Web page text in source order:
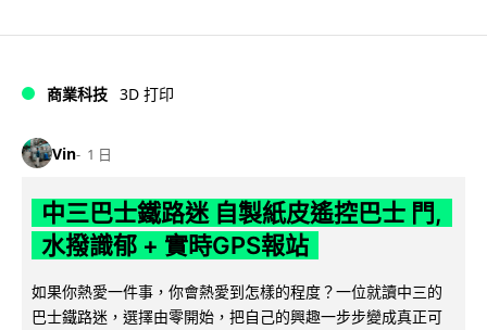
商業科技 3D 打印
Vin 1 日
中三巴士鐵路迷 自製紙皮遙控巴士 門,
水撥識郁 + 實時GPS報站
如果你熱愛一件事，你會熱愛到怎樣的程度？一位就讀中三的
巴士鐵路迷，選擇由零開始，把自己的興趣一步步變成真正可